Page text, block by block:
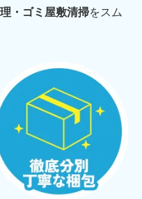
・ゴミ屋敷清掃をスム